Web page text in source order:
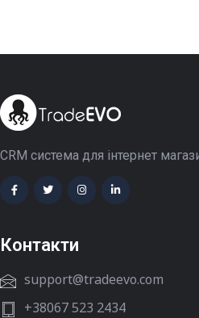
CRM система для інтернет
Контакти
support@tradeevo.com
+38067 523 2434